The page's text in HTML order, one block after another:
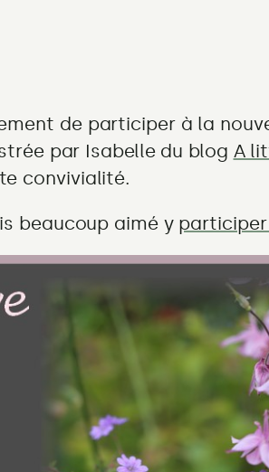
de participer à la
par Isabelle du blog A
convivialité.
beaucoup aimé y participer